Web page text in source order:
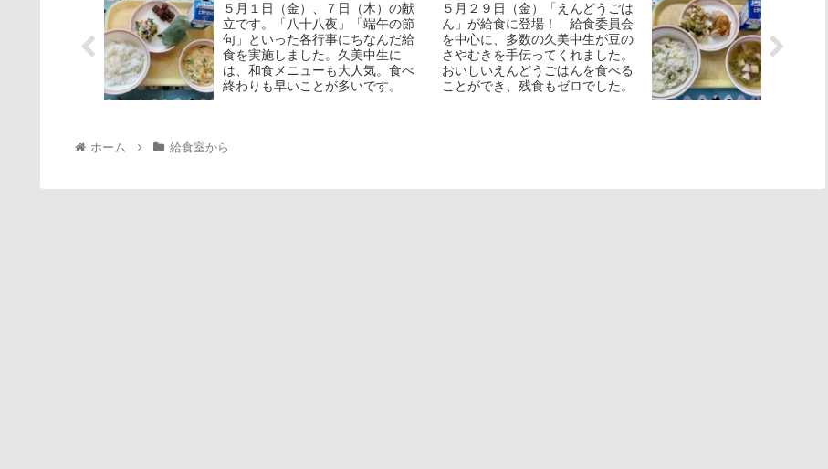
５月１日（金）、７日（木）の献
立です。「八十八夜」「端午の節
句」といった各行事にちなんだ給
食を実施しました。久美中生に
は、和食メニューも大人気。食べ
終わりも早いことが多いです。
５月２９日（金）「えんどうごは
ん」が給食に登場！ 給食委員会
を中心に、多数の久美中生が豆の
さやむきを手伝ってくれました。
おいしいえんどうごはんを食べる
ことができ、残食もゼロでした。
ホーム 給食室から